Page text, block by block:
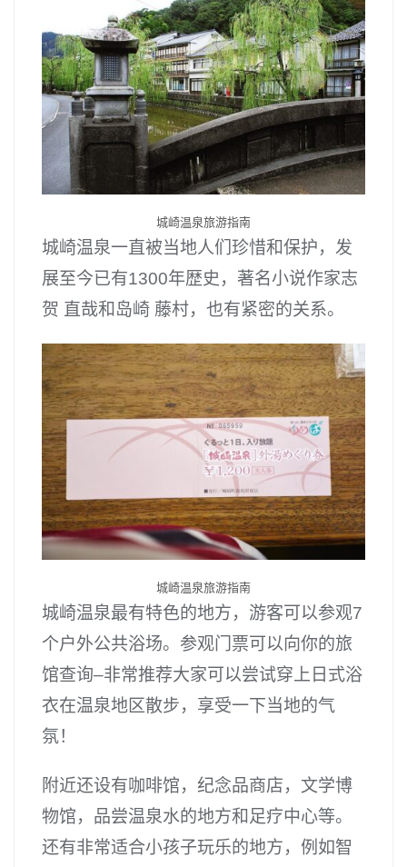
城崎温泉旅游指南
城崎温泉一直被当地人们珍惜和保护，发
展至今已有1300年歴史，著名小说作家志
贺 直哉和岛崎 藤村，也有紧密的关系。
城崎温泉旅游指南
城崎温泉最有特色的地方，游客可以参观7
个户外公共浴场。参观门票可以向你的旅
馆查询–非常推荐大家可以尝试穿上日式浴
衣在温泉地区散步，享受一下当地的气
氛！
附近还设有咖啡馆，纪念品商店，文学博
物馆，品尝温泉水的地方和足疗中心等。
还有非常适合小孩子玩乐的地方，例如智